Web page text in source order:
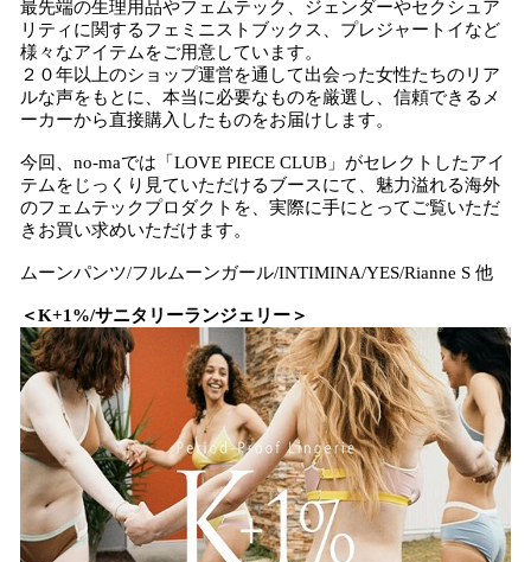
最先端の生理用品やフェムテック、ジェンダーやセクシュア
リティに関するフェミニストブックス、プレジャートイなど
様々なアイテムをご用意しています。
２０年以上のショップ運営を通して出会った女性たちのリア
ルな声をもとに、本当に必要なものを厳選し、信頼できるメ
ーカーから直接購入したものをお届けします。
今回、no-maでは「LOVE PIECE CLUB」がセレクトしたアイ
テムをじっくり見ていただけるブースにて、魅力溢れる海外
のフェムテックプロダクトを、実際に手にとってご覧いただ
きお買い求めいただけます。
ムーンパンツ/フルムーンガール/INTIMINA/YES/Rianne S 他
＜K+1%/サニタリーランジェリー＞